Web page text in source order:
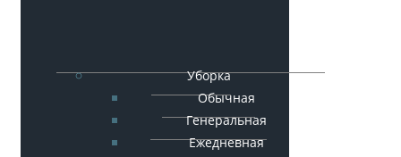
Уборка
Обычная
Генеральная
Ежедневная